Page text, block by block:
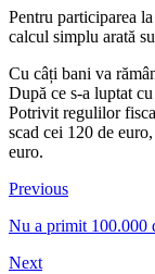
Pentru participarea
calcul simplu arată
Cu câți bani va
După ce s-a luptat
Potrivit regulilor
scad cei 120 de
euro.
Previous
Nu a primit 100.000
Next